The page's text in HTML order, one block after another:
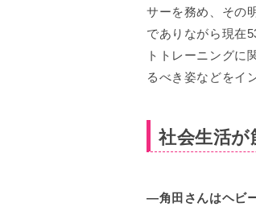
サーを務め、その
でありながら現在
トトレーニングに
るべき姿などをイ
社会生活が
—角田さんはヘビ